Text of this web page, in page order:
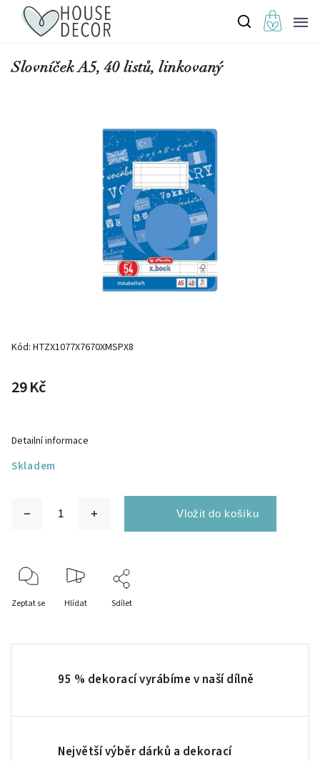
Slovníček A5, 40 listů, linkovaný
Kód: HTZX1077X7670XMSPX8
29 Kč
Skladem
Detailní informace
Zeptat se Hlídat Sdílet
95 % dekorací vyrábíme v naší dílně
Největší výběr dárků a dekorací